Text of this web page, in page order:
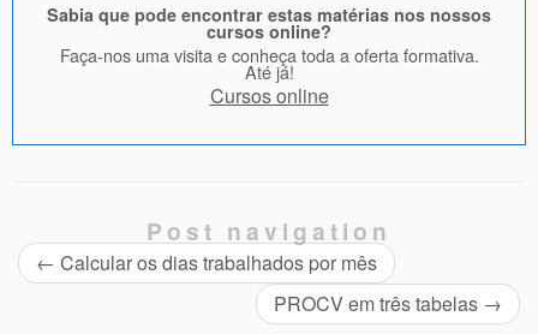
Sabia que pode encontrar estas matérias nos nossos
cursos online?
Faça-nos uma visita e conheça toda a oferta formativa.
Até já!
Cursos online
Post navigation
← Calcular os dias trabalhados por mês
PROCV em três tabelas →